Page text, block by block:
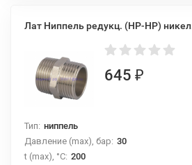
Лат Ниппель редукц. (НР-НР)
645 ₽
Тип: ниппель
Давление (max), бар: 30
t (max), °С: 200